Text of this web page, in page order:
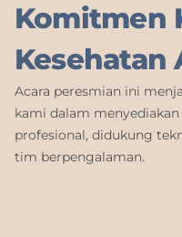
Komitmen
Kesehatan
Acara peresmian ini
kami dalam
profesional, didukung
tim berpengalaman.